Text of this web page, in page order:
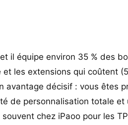
il équipe environ 35 % des
les extensions qui coûtent
avantage décisif : vous êtes
de personnalisation totale et
chez iPaoo pour les